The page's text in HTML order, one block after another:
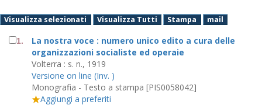
Visualizza selezionati Visualizza Tutti Stampa mail
1.
La nostra voce : numero unico edito a cura delle
organizzazioni socialiste ed operaie
Volterra : s. n., 1919
Versione on line (Inv. )
Monografia - Testo a stampa [PIS0058042]
Aggiungi a preferiti